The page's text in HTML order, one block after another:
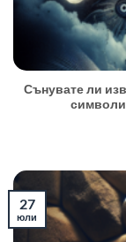
Сънувате ли
27
юли